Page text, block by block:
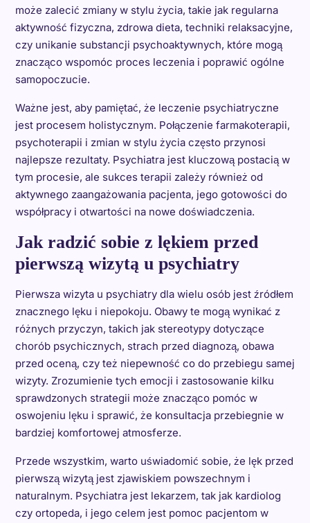
może zalecić zmiany w stylu życia, takie jak regularna
aktywność fizyczna, zdrowa dieta, techniki relaksacyjne,
czy unikanie substancji psychoaktywnych, które mogą
znacząco wspomóc proces leczenia i poprawić ogólne
samopoczucie.
Ważne jest, aby pamiętać, że leczenie psychiatryczne
jest procesem holistycznym. Połączenie farmakoterapii,
psychoterapii i zmian w stylu życia często przynosi
najlepsze rezultaty. Psychiatra jest kluczową postacią w
tym procesie, ale sukces terapii zależy również od
aktywnego zaangażowania pacjenta, jego gotowości do
współpracy i otwartości na nowe doświadczenia.
Jak radzić sobie z lękiem przed
pierwszą wizytą u psychiatry
Pierwsza wizyta u psychiatry dla wielu osób jest źródłem
znacznego lęku i niepokoju. Obawy te mogą wynikać z
różnych przyczyn, takich jak stereotypy dotyczące
chorób psychicznych, strach przed diagnozą, obawa
przed oceną, czy też niepewność co do przebiegu samej
wizyty. Zrozumienie tych emocji i zastosowanie kilku
sprawdzonych strategii może znacząco pomóc w
oswojeniu lęku i sprawić, że konsultacja przebiegnie w
bardziej komfortowej atmosferze.
Przede wszystkim, warto uświadomić sobie, że lęk przed
pierwszą wizytą jest zjawiskiem powszechnym i
naturalnym. Psychiatra jest lekarzem, tak jak kardiolog
czy ortopeda, i jego celem jest pomoc pacjentom w